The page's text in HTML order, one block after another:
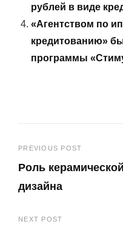
рублей в виде
«Агентством по
кредитованию»
программы
Навигация
по
PREVIOUS POST
Роль
дизайна
Post
NEXT POST